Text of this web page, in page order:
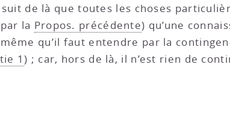
suit de là que toutes les choses
la Propos. précédente) qu’une
qu’il faut entendre par la
1) ; car, hors de là, il n’est rien de